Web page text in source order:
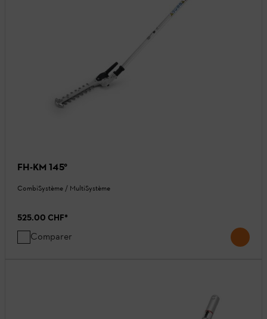
FH-KM 145°
CombiSystème / MultiSystème
525.00 CHF*
Comparer